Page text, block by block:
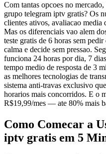
Com tantas opcoes no
grupo telegram iptv gratis? Os
clientes ativos, avaliacao media
Mas os diferenciais vao alem
teste gratis de 6 horas sem
calma e decide sem pressao.
funciona 24 horas por dia, 7
tempo medio de resposta de 3
as melhores tecnologias de
sistema anti-travas exclusivo
horarios mais concorridos. E o
R$19,99/mes — ate 80% mais
Como Comecar a
iptv gratis em 5